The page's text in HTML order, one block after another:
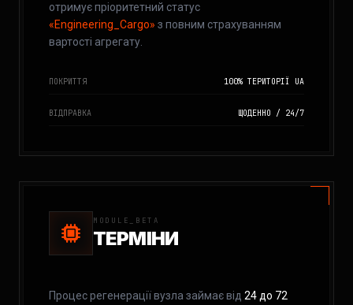
отримує пріоритетний статус
«Engineering_Cargo» з повним страхуванням
вартості агрегату.
ПОКРИТТЯ 100% ТЕРИТОРІЇ UA
ВІДПРАВКА ЩОДЕННО / 24/7
MODULE_BETA
ТЕРМІНИ
Процес регенерації вузла займає від 24 до 72